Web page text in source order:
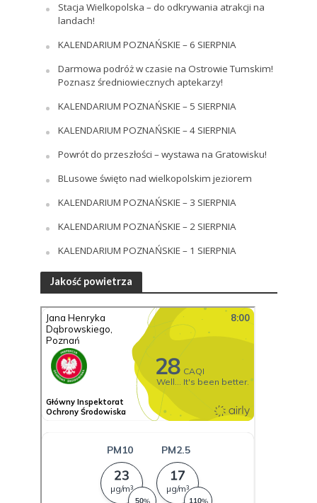
Stacja Wielkopolska – do odkrywania atrakcji na
landach!
KALENDARIUM POZNAŃSKIE – 6 SIERPNIA
Darmowa podróż w czasie na Ostrowie Tumskim!
Poznasz średniowiecznych aptekarzy!
KALENDARIUM POZNAŃSKIE – 5 SIERPNIA
KALENDARIUM POZNAŃSKIE – 4 SIERPNIA
Powrót do przeszłości – wystawa na Gratowisku!
BLusowe święto nad wielkopolskim jeziorem
KALENDARIUM POZNAŃSKIE – 3 SIERPNIA
KALENDARIUM POZNAŃSKIE – 2 SIERPNIA
KALENDARIUM POZNAŃSKIE – 1 SIERPNIA
Jakość powietrza